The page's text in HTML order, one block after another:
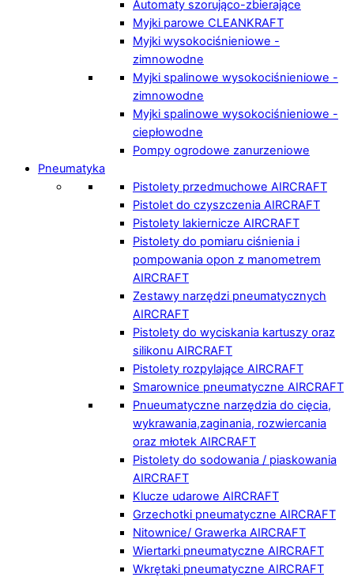
Automaty szorująco-zbierające
Myjki parowe CLEANKRAFT
Myjki wysokociśnieniowe -
zimnowodne
Myjki spalinowe wysokociśnieniowe -
zimnowodne
Myjki spalinowe wysokociśnieniowe -
ciepłowodne
Pompy ogrodowe zanurzeniowe
Pneumatyka
Pistolety przedmuchowe AIRCRAFT
Pistolet do czyszczenia AIRCRAFT
Pistolety lakiernicze AIRCRAFT
Pistolety do pomiaru ciśnienia i
pompowania opon z manometrem
AIRCRAFT
Zestawy narzędzi pneumatycznych
AIRCRAFT
Pistolety do wyciskania kartuszy oraz
silikonu AIRCRAFT
Pistolety rozpylające AIRCRAFT
Smarownice pneumatyczne AIRCRAFT
Pnueumatyczne narzędzia do cięcia,
wykrawania,zaginania, rozwiercania
oraz młotek AIRCRAFT
Pistolety do sodowania / piaskowania
AIRCRAFT
Klucze udarowe AIRCRAFT
Grzechotki pneumatyczne AIRCRAFT
Nitownice/ Grawerka AIRCRAFT
Wiertarki pneumatyczne AIRCRAFT
Wkrętaki pneumatyczne AIRCRAFT